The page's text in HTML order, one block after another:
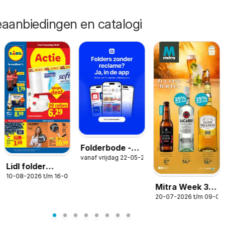
en catalogi
Lidl folder
week 33
10-08-2026 t/m 16-08-2026
Folderbode -
Aanbiedingen
vanaf vrijdag 22-05-2026
Mitra Week 30
& 31
20-07-2026 t/m 09-